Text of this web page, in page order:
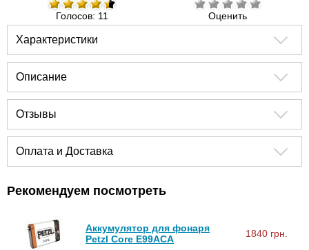
Голосов: 11 Оценить
Характеристики
Описание
Отзывы
Оплата и Доставка
Рекомендуем посмотреть
Аккумулятор для фонаря
Petzl Core E99ACA
1840 грн.